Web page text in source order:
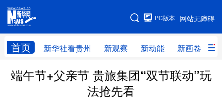
网站无障碍
PC版本
首页 新华社看贵州 新观察 新动能 新画卷
网站地图
新华社看贵州 新观察 新动能 新画卷
贵州领导 人事
端午节+父亲节 贵旅集团“双节联动”玩
法抢先看